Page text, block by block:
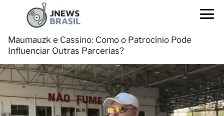
Maumauzk e Cassino: Como o Patrocínio Pode
Influenciar Outras Parcerias?